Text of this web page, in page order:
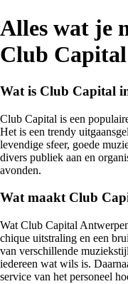
Alles wat je
Club
Wat is Club Capital
Club Capital is een
Het is een trendy
levendige sfeer, goede
divers publiek aan en
avonden.
Wat maakt Club
Wat Club Capital
chique uitstraling en een
van verschillende
iedereen wat wils is.
service van het personeel